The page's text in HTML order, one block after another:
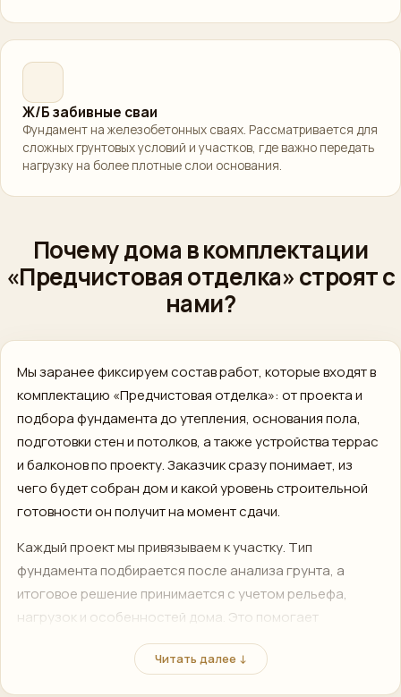
Ж/Б забивные сваи
Фундамент на железобетонных сваях. Рассматривается для
сложных грунтовых условий и участков, где важно передать
нагрузку на более плотные слои основания.
Почему дома в комплектации
«Предчистовая отделка» строят с
нами?
Мы заранее фиксируем состав работ, которые входят в
комплектацию «Предчистовая отделка»: от проекта и
подбора фундамента до утепления, основания пола,
подготовки стен и потолков, а также устройства террас
и балконов по проекту. Заказчик сразу понимает, из
чего будет собран дом и какой уровень строительной
готовности он получит на момент сдачи.
Каждый проект мы привязываем к участку. Тип
фундамента подбирается после анализа грунта, а
итоговое решение принимается с учетом рельефа,
нагрузок и особенностей дома. Это помогает
сформировать смету под реальные условия
строительства, а не под условный шаблон.
Читать далее ↓